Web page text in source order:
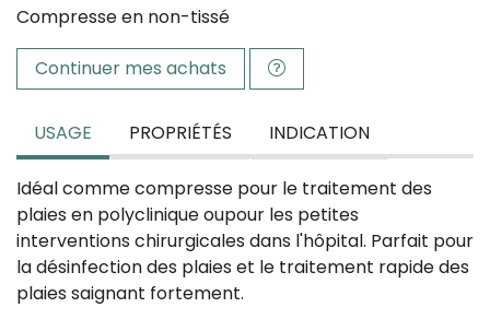
Compresse en non-tissé
Continuer mes achats
USAGE PROPRIÉTÉS INDICATION
Idéal comme compresse pour le traitement des
plaies en polyclinique oupour les petites
interventions chirurgicales dans l'hôpital. Parfait pour
la désinfection des plaies et le traitement rapide des
plaies saignant fortement.